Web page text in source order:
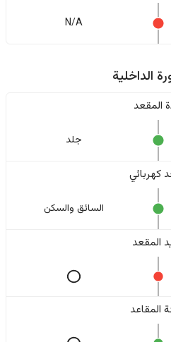
N/A
الداخلية
المقعد
جلد
كهربائي
السائق والسکن
المقعد
المقاعد